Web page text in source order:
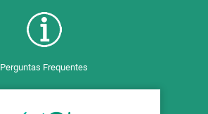
Perguntas Frequentes